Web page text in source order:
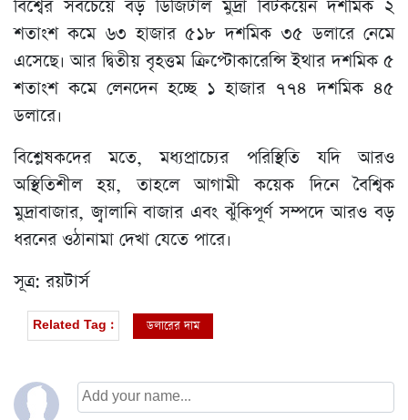
বিশ্বের সবচেয়ে বড় ডিজিটাল মুদ্রা বিটকয়েন দশমিক ২
শতাংশ কমে ৬৩ হাজার ৫১৮ দশমিক ৩৫ ডলারে নেমে
এসেছে। আর দ্বিতীয় বৃহত্তম ক্রিপ্টোকারেন্সি ইথার দশমিক ৫
শতাংশ কমে লেনদেন হচ্ছে ১ হাজার ৭৭৪ দশমিক ৪৫
ডলারে।
বিশ্লেষকদের মতে, মধ্যপ্রাচ্যের পরিস্থিতি যদি আরও
অস্থিতিশীল হয়, তাহলে আগামী কয়েক দিনে বৈশ্বিক
মুদ্রাবাজার, জ্বালানি বাজার এবং ঝুঁকিপূর্ণ সম্পদে আরও বড়
ধরনের ওঠানামা দেখা যেতে পারে।
সূত্র: রয়টার্স
Related Tag : ডলারের দাম